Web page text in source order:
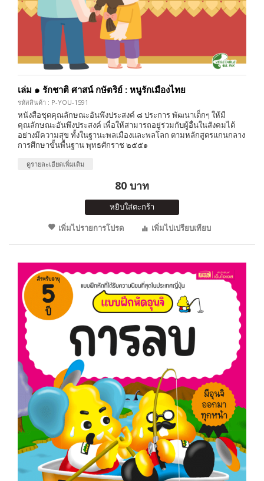
เล่ม ๑ รักชาติ ศาสน์ กษัตริย์ : หนูรักเมืองไทย
รหัสสินค้า : P-YOU-1591
หนังสือชุดคุณลักษณะอันพึงประสงค์ ๘ ประการ พัฒนาเด็กๆ ให้มี
คุณลักษณะอันพึงประสงค์ เพื่อให้สามารถอยู่ร่วมกับผู้อื่นในสังคมได้
อย่างมีความสุข ทั้งในฐานะพลเมืองและพลโลก ตามหลักสูตรแกนกลาง
การศึกษาขั้นพื้นฐาน พุทธศักราช ๒๕๕๑
ดูรายละเอียดเพิ่มเติม
80 บาท
หยิบใส่ตะกร้า
เพิ่มไปรายการโปรด
เพิ่มไปเปรียบเทียบ